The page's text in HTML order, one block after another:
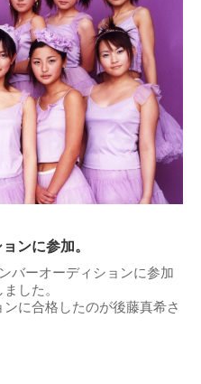
ンに参加。
バーオーディションに参加
した。
に合格したのが後藤真希さ